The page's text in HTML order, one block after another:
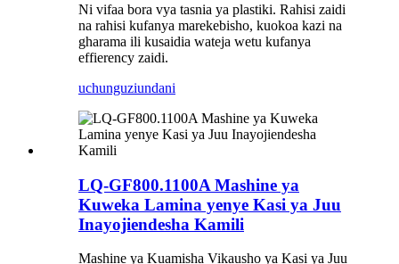
Ni vifaa bora vya tasnia ya plastiki. Rahisi zaidi
na rahisi kufanya marekebisho, kuokoa kazi na
gharama ili kusaidia wateja wetu kufanya
effierency zaidi.
uchunguziundani
LQ-GF800.1100A Mashine ya
Kuweka Lamina yenye Kasi ya Juu
Inayojiendesha Kamili
Mashine ya Kuamisha Vikausho ya Kasi ya Juu